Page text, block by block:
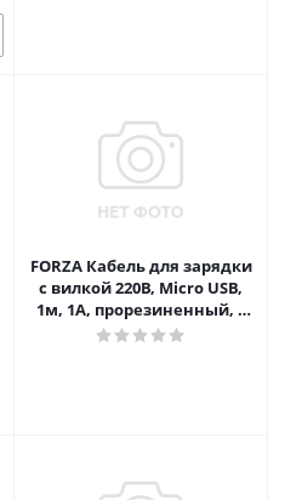
FORZA Кабель для зарядки
с вилкой 220В, Micro USB,
1м, 1А, прорезиненный, 2
цвета, коробка ПВХ